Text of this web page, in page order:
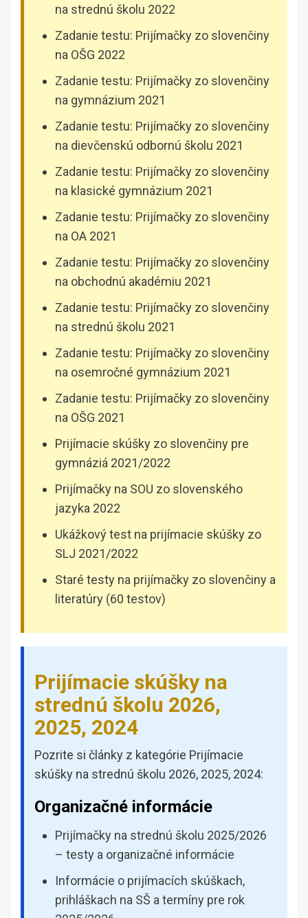
na strednú školu 2022
Zadanie testu: Prijímačky zo slovenčiny
na OŠG 2022
Zadanie testu: Prijímačky zo slovenčiny
na gymnázium 2021
Zadanie testu: Prijímačky zo slovenčiny
na dievčenskú odbornú školu 2021
Zadanie testu: Prijímačky zo slovenčiny
na klasické gymnázium 2021
Zadanie testu: Prijímačky zo slovenčiny
na OA 2021
Zadanie testu: Prijímačky zo slovenčiny
na obchodnú akadémiu 2021
Zadanie testu: Prijímačky zo slovenčiny
na strednú školu 2021
Zadanie testu: Prijímačky zo slovenčiny
na osemročné gymnázium 2021
Zadanie testu: Prijímačky zo slovenčiny
na OŠG 2021
Prijímacie skúšky zo slovenčiny pre
gymnáziá 2021/2022
Prijímačky na SOU zo slovenského
jazyka 2022
Ukážkový test na prijímacie skúšky zo
SLJ 2021/2022
Staré testy na prijímačky zo slovenčiny a
literatúry (60 testov)
Prijímacie skúšky na
strednú školu 2026,
2025, 2024
Pozrite si články z kategórie Prijímacie
skúšky na strednú školu 2026, 2025, 2024:
Organizačné informácie
Prijímačky na strednú školu 2025/2026
– testy a organizačné informácie
Informácie o prijímacích skúškach,
prihláškach na SŠ a termíny pre rok